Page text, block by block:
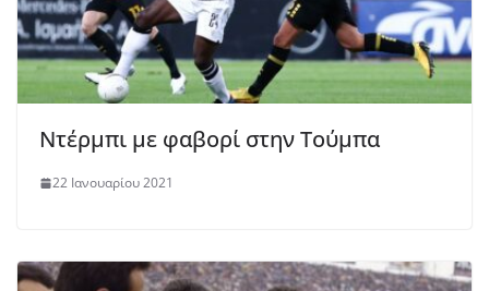
Ντέρμπι με φαβορί στην Τούμπα
22 Ιανουαρίου 2021